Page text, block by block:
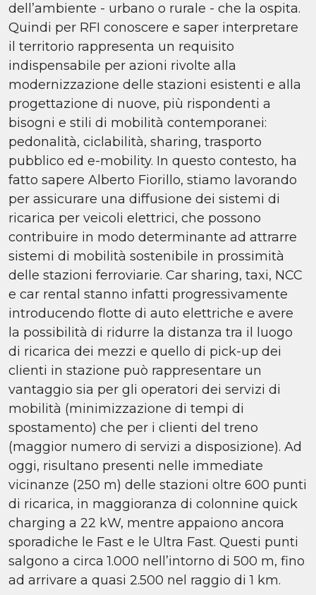
dell’ambiente - urbano o rurale - che la ospita.
Quindi per RFI conoscere e saper interpretare
il territorio rappresenta un requisito
indispensabile per azioni rivolte alla
modernizzazione delle stazioni esistenti e alla
progettazione di nuove, più rispondenti a
bisogni e stili di mobilità contemporanei:
pedonalità, ciclabilità, sharing, trasporto
pubblico ed e-mobility. In questo contesto, ha
fatto sapere Alberto Fiorillo, stiamo lavorando
per assicurare una diffusione dei sistemi di
ricarica per veicoli elettrici, che possono
contribuire in modo determinante ad attrarre
sistemi di mobilità sostenibile in prossimità
delle stazioni ferroviarie. Car sharing, taxi, NCC
e car rental stanno infatti progressivamente
introducendo flotte di auto elettriche e avere
la possibilità di ridurre la distanza tra il luogo
di ricarica dei mezzi e quello di pick-up dei
clienti in stazione può rappresentare un
vantaggio sia per gli operatori dei servizi di
mobilità (minimizzazione di tempi di
spostamento) che per i clienti del treno
(maggior numero di servizi a disposizione). Ad
oggi, risultano presenti nelle immediate
vicinanze (250 m) delle stazioni oltre 600 punti
di ricarica, in maggioranza di colonnine quick
charging a 22 kW, mentre appaiono ancora
sporadiche le Fast e le Ultra Fast. Questi punti
salgono a circa 1.000 nell’intorno di 500 m, fino
ad arrivare a quasi 2.500 nel raggio di 1 km.